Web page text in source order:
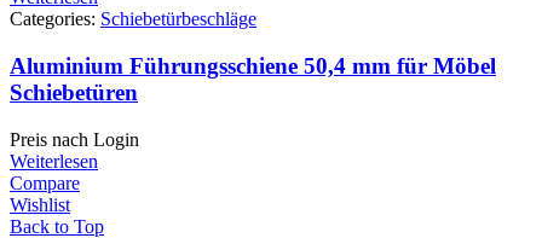
Categories: Schiebetürbeschläge
Aluminium Führungsschiene 50,4 mm für Möbel
Schiebetüren
Preis nach Login
Weiterlesen
Compare
Wishlist
Back to Top